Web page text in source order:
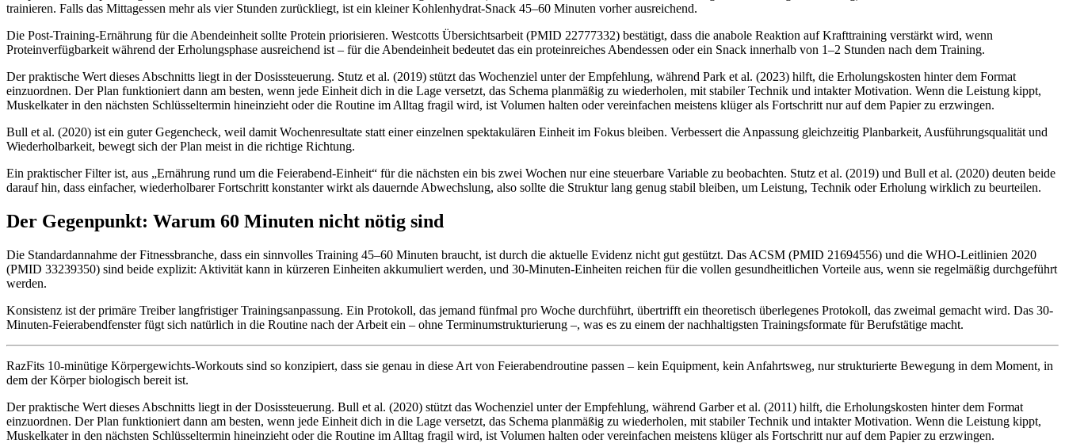
trainieren. Falls das Mittagessen mehr als vier Stunden zurückliegt, ist ein kleiner Kohlenhydrat-Snack 45–60 Minuten vorher ausreichend.
Die Post-Training-Ernährung für die Abendeinheit sollte Protein priorisieren. Westcotts Übersichtsarbeit (PMID 22777332) bestätigt, dass die anabole Reaktion auf Krafttraining verstärkt wird, wenn
Proteinverfügbarkeit während der Erholungsphase ausreichend ist – für die Abendeinheit bedeutet das ein proteinreiches Abendessen oder ein Snack innerhalb von 1–2 Stunden nach dem Training.
Der praktische Wert dieses Abschnitts liegt in der Dosissteuerung. Stutz et al. (2019) stützt das Wochenziel unter der Empfehlung, während Park et al. (2023) hilft, die Erholungskosten hinter dem Format
einzuordnen. Der Plan funktioniert dann am besten, wenn jede Einheit dich in die Lage versetzt, das Schema planmäßig zu wiederholen, mit stabiler Technik und intakter Motivation. Wenn die Leistung kippt,
Muskelkater in den nächsten Schlüsseltermin hineinzieht oder die Routine im Alltag fragil wird, ist Volumen halten oder vereinfachen meistens klüger als Fortschritt nur auf dem Papier zu erzwingen.
Bull et al. (2020) ist ein guter Gegencheck, weil damit Wochenresultate statt einer einzelnen spektakulären Einheit im Fokus bleiben. Verbessert die Anpassung gleichzeitig Planbarkeit, Ausführungsqualität und
Wiederholbarkeit, bewegt sich der Plan meist in die richtige Richtung.
Ein praktischer Filter ist, aus „Ernährung rund um die Feierabend-Einheit“ für die nächsten ein bis zwei Wochen nur eine steuerbare Variable zu beobachten. Stutz et al. (2019) und Bull et al. (2020) deuten beide
darauf hin, dass einfacher, wiederholbarer Fortschritt konstanter wirkt als dauernde Abwechslung, also sollte die Struktur lang genug stabil bleiben, um Leistung, Technik oder Erholung wirklich zu beurteilen.
Der Gegenpunkt: Warum 60 Minuten nicht nötig sind
Die Standardannahme der Fitnessbranche, dass ein sinnvolles Training 45–60 Minuten braucht, ist durch die aktuelle Evidenz nicht gut gestützt. Das ACSM (PMID 21694556) und die WHO-Leitlinien 2020
(PMID 33239350) sind beide explizit: Aktivität kann in kürzeren Einheiten akkumuliert werden, und 30-Minuten-Einheiten reichen für die vollen gesundheitlichen Vorteile aus, wenn sie regelmäßig durchgeführt
werden.
Konsistenz ist der primäre Treiber langfristiger Trainingsanpassung. Ein Protokoll, das jemand fünfmal pro Woche durchführt, übertrifft ein theoretisch überlegenes Protokoll, das zweimal gemacht wird. Das 30-
Minuten-Feierabendfenster fügt sich natürlich in die Routine nach der Arbeit ein – ohne Terminumstrukturierung –, was es zu einem der nachhaltigsten Trainingsformate für Berufstätige macht.
RazFits 10-minütige Körpergewichts-Workouts sind so konzipiert, dass sie genau in diese Art von Feierabendroutine passen – kein Equipment, kein Anfahrtsweg, nur strukturierte Bewegung in dem Moment, in
dem der Körper biologisch bereit ist.
Der praktische Wert dieses Abschnitts liegt in der Dosissteuerung. Bull et al. (2020) stützt das Wochenziel unter der Empfehlung, während Garber et al. (2011) hilft, die Erholungskosten hinter dem Format
einzuordnen. Der Plan funktioniert dann am besten, wenn jede Einheit dich in die Lage versetzt, das Schema planmäßig zu wiederholen, mit stabiler Technik und intakter Motivation. Wenn die Leistung kippt,
Muskelkater in den nächsten Schlüsseltermin hineinzieht oder die Routine im Alltag fragil wird, ist Volumen halten oder vereinfachen meistens klüger als Fortschritt nur auf dem Papier zu erzwingen.